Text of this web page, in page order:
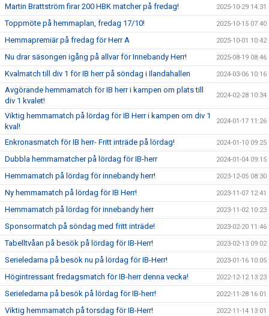
Martin Brattström firar 200 HBK matcher på fredag! 2025-10-29 14:31
Toppmöte på hemmaplan, fredag 17/10! 2025-10-15 07:40
Hemmapremiär på fredag för Herr A 2025-10-01 10:42
Nu drar säsongen igång på allvar för Innebandy Herr! 2025-08-19 08:46
Kvalmatch till div 1 för IB herr på söndag i Ilandahallen 2024-03-06 10:16
Avgörande hemmamatch för IB herr i kampen om plats till
div 1 kvalet!
2024-02-28 10:34
Viktig hemmamatch på lördag för IB Herr i kampen om div 1
kval!
2024-01-17 11:26
Enkronasmatch för IB herr- Fritt inträde på lördag! 2024-01-10 09:25
Dubbla hemmamatcher på lördag för IB-herr 2024-01-04 09:15
Hemmamatch på lördag för innebandy herr! 2023-12-05 08:30
Ny hemmamatch på lördag för IB Herr! 2023-11-07 12:41
Hemmamatch på lördag för innebandy herr 2023-11-02 10:23
Sponsormatch på söndag med fritt inträde! 2023-02-20 11:46
Tabelltvåan på besök på lördag för IB-Herr! 2023-02-13 09:02
Serieledarna på besök nu på lördag för IB-Herr! 2023-01-16 10:05
Högintressant fredagsmatch för IB-herr denna vecka! 2022-12-12 13:23
Serieledarna på besök på lördag för IB-herr! 2022-11-28 16:01
Viktig hemmamatch på torsdag för IB-Herr! 2022-11-14 13:01